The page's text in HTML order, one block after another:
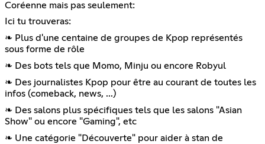
Coréenne mais pas seulement:
Ici tu trouveras:
❧ Plus d'une centaine de groupes de Kpop représentés
sous forme de rôle
❧ Des bots tels que Momo, Minju ou encore Robyul
❧ Des journalistes Kpop pour être au courant de toutes les
infos (comeback, news, ...)
❧ Des salons plus spécifiques tels que les salons "Asian
Show" ou encore "Gaming", etc
❧ Une catégorie "Découverte" pour aider à stan de